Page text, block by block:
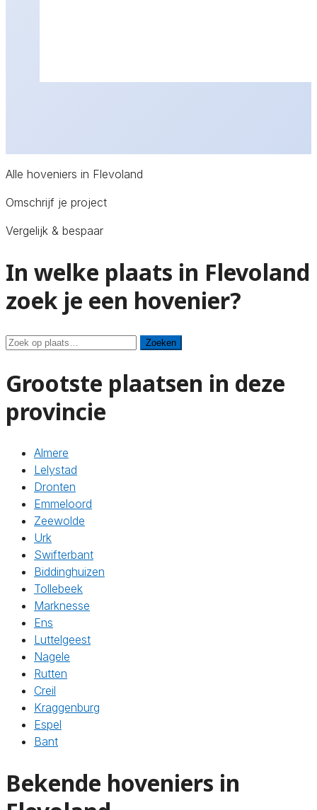
Alle hoveniers in Flevoland
Omschrijf je project
Vergelijk & bespaar
In welke plaats in Flevoland
zoek je een hovenier?
Zoeken Zoeken
Grootste plaatsen in deze
provincie
Almere
Lelystad
Dronten
Emmeloord
Zeewolde
Urk
Swifterbant
Biddinghuizen
Tollebeek
Marknesse
Ens
Luttelgeest
Nagele
Rutten
Creil
Kraggenburg
Espel
Bant
Bekende hoveniers in